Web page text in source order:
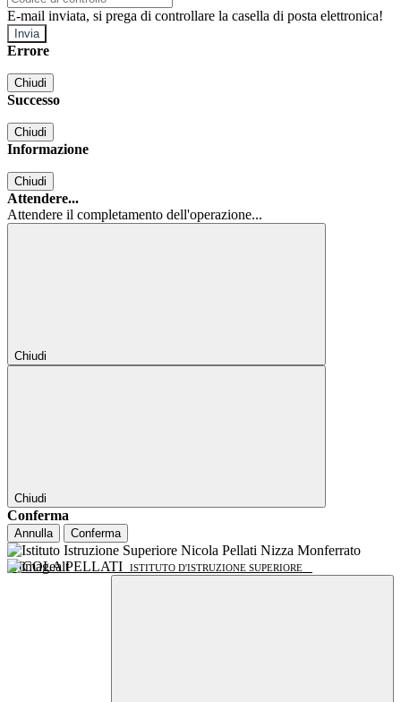
E-mail inviata, si prega di controllare la casella di posta elettronica!
Errore
Chiudi
Successo
Chiudi
Informazione
Chiudi
Attendere...
Attendere il completamento dell'operazione...
Chiudi
Chiudi
Conferma
Annulla Conferma
NICOLA PELLATI ISTITUTO D'ISTRUZIONE SUPERIORE